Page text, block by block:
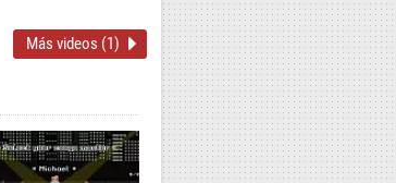
Más videos (1)